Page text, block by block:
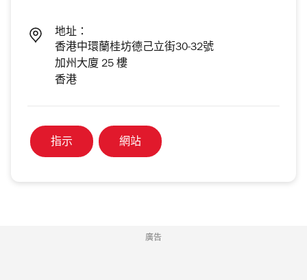
地址：
香港中環蘭桂坊德己立街30-32號
加州大廈 25 樓
香港
指示 網站
廣告